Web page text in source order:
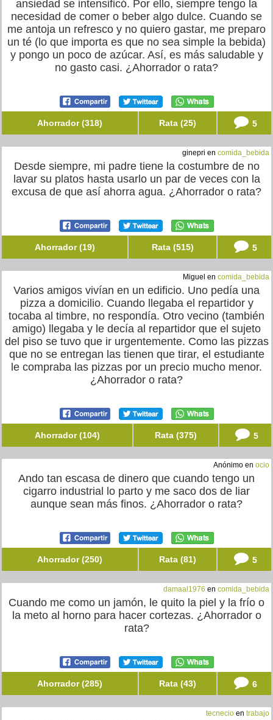
ansiedad se intensificó. Por ello, siempre tengo la
necesidad de comer o beber algo dulce. Cuando se
me antoja un refresco y no quiero gastar, me preparo
un té (lo que importa es que no sea simple la bebida)
y pongo un poco de azúcar. Así, es más saludable y
no gasto casi. ¿Ahorrador o rata?
Ahorrador (318) Rata (25) 5
ginepri en comida_bebida
Desde siempre, mi padre tiene la costumbre de no
lavar su platos hasta usarlo un par de veces con la
excusa de que así ahorra agua. ¿Ahorrador o rata?
Ahorrador (19) Rata (515) 5
Miguel en comida_bebida
Varios amigos vivían en un edificio. Uno pedía una
pizza a domicilio. Cuando llegaba el repartidor y
tocaba al timbre, no respondía. Otro vecino (también
amigo) llegaba y le decía al repartidor que el sujeto
del piso se tuvo que ir urgentemente. Como las pizzas
que no se entregan las tienen que tirar, el estudiante
le compraba las pizzas por un precio mucho menor.
¿Ahorrador o rata?
Ahorrador (104) Rata (375) 5
Anónimo en ocio
Ando tan escasa de dinero que cuando tengo un
cigarro industrial lo parto y me saco dos de liar
aunque sean más finos. ¿Ahorrador o rata?
Ahorrador (250) Rata (81) 5
damaal1976 en comida_bebida
Cuando me como un jamón, le quito la piel y la frío o
la meto al horno para hacer cortezas. ¿Ahorrador o
rata?
Ahorrador (285) Rata (43) 6
tecnecio en trabajo